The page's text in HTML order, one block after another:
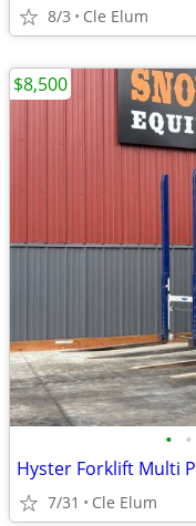
8/3 Cle Elum
• •
Hyster Forklift Multi
7/31 Cle Elum
$8,500